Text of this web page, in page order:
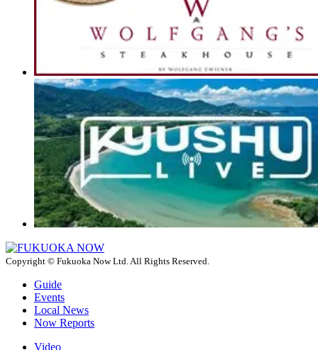
Copyright © Fukuoka Now Ltd. All Rights Reserved.
Guide
Events
Local News
Now Reports
Video